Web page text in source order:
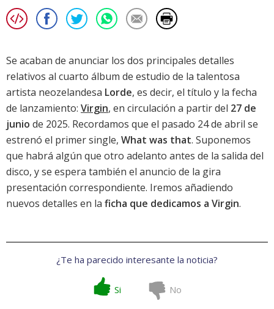
Se acaban de anunciar los dos principales detalles
relativos al cuarto álbum de estudio de la talentosa
artista neozelandesa Lorde, es decir, el título y la fecha
de lanzamiento: Virgin, en circulación a partir del 27 de
junio de 2025. Recordamos que el pasado 24 de abril se
estrenó el primer single, What was that. Suponemos
que habrá algún que otro adelanto antes de la salida del
disco, y se espera también el anuncio de la gira
presentación correspondiente. Iremos añadiendo
nuevos detalles en la ficha que dedicamos a Virgin.
¿Te ha parecido interesante la noticia?
Si No